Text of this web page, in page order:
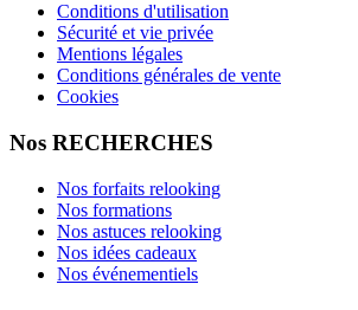
Conditions d'utilisation
Sécurité et vie privée
Mentions légales
Conditions générales de vente
Cookies
Nos RECHERCHES
Nos forfaits relooking
Nos formations
Nos astuces relooking
Nos idées cadeaux
Nos événementiels